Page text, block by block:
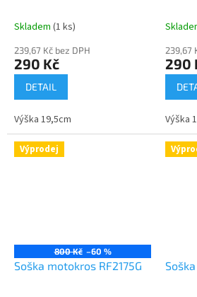
Skladem (1 ks)
239,67 Kč bez DPH
290 Kč
DETAIL
Výška 19,5cm
239,67
290
Výška
Výprodej
800 Kč –60 %
Soška motokros RF2175G